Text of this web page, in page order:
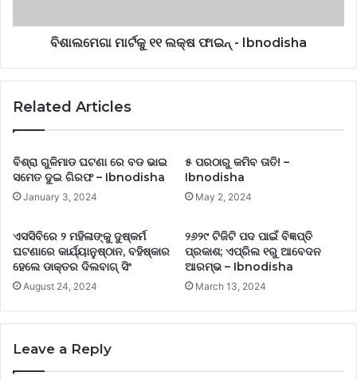
ବିଶାଲମେଗା ମାର୍ଟକୁ ୧୧ ଲକ୍ଷ ଫାଇନ୍ - Ibnodisha
Related Articles
ବିଶ୍ରା ଗୁଳିମାଡ ଘଟଣା ରେ ବଡ ଭାଇ
ସମେତ ଦୁଇ ଗିରଫ – Ibnodisha
January 3, 2024
୫ ପରଠାରୁ କମିବ ତାତି! –
Ibnodisha
May 2, 2024
ଏସସିବିରେ ୨ ମହିଳାଙ୍କୁ ଦୁଷ୍କର୍ମ
ଘଟଣାରେ କାର୍ଯ୍ୟାନୁଷ୍ଠାନ, ବହିଷ୍କାର
ହେଲେ ଡାକ୍ତର ଦିଲବାଗ୍ ସିଂ
August 24, 2024
୨୬୨୯ ଟିଜିଟି ପଦ ପାଇଁ ବିଜ୍ଞପ୍ତି
ପ୍ରକାଶ; ଏପ୍ରିଲ ୧ରୁ ଆବେଦନ
ଆରମ୍ଭ – Ibnodisha
March 13, 2024
Leave a Reply